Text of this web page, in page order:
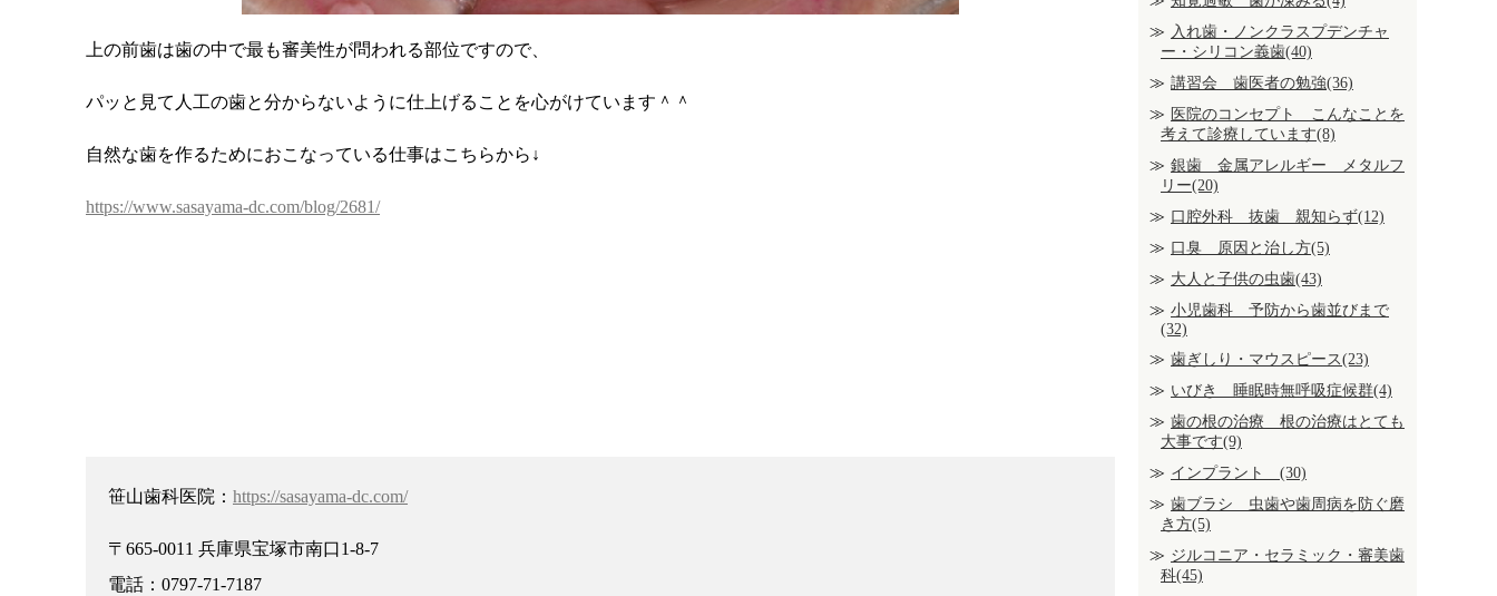
上の前歯は歯の中で最も審美性が問われる部位ですので、
パッと見て人工の歯と分からないように仕上げることを心がけています＾＾
自然な歯を作るためにおこなっている仕事はこちらから↓
https://www.sasayama-dc.com/blog/2681/
笹山歯科医院： https://sasayama-dc.com/
〒665-0011 兵庫県宝塚市南口1-8-7
電話：0797-71-7187
入れ歯・ノンクラスプデンチャ
ー・シリコン義歯(40)
講習会 歯医者の勉強(36)
医院のコンセプト こんなことを
考えて診療しています(8)
銀歯 金属アレルギー メタルフ
リー(20)
口腔外科 抜歯 親知らず(12)
口臭 原因と治し方(5)
大人と子供の虫歯(43)
小児歯科 予防から歯並びまで
(32)
歯ぎしり・マウスピース(23)
いびき 睡眠時無呼吸症候群(4)
歯の根の治療 根の治療はとても
大事です(9)
インプラント (30)
歯ブラシ 虫歯や歯周病を防ぐ磨
き方(5)
ジルコニア・セラミック・審美歯
科(45)